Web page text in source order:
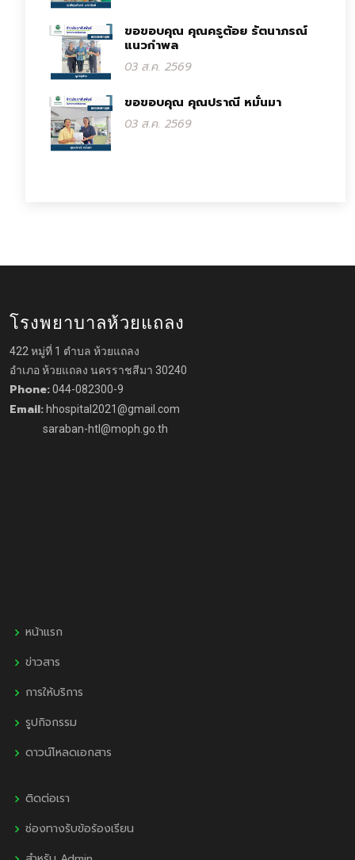
ขอขอบคุณ คุณครูต้อย รัตนาภรณ์
แนวกำพล
03 ส.ค. 2569
ขอขอบคุณ คุณปราณี หมั่นมา
03 ส.ค. 2569
โรงพยาบาลห้วยแถลง
422 หมู่ที่ 1 ตำบล ห้วยแถลง
อำเภอ ห้วยแถลง นครราชสีมา 30240
Phone:044-082300-9
Email: hhospital2021@gmail.com
saraban-htl@moph.go.th
หน้าแรก
ข่าวสาร
การให้บริการ
รูปกิจกรรม
ดาวน์โหลดเอกสาร
ติดต่อเรา
ช่องทางรับข้อร้องเรียน